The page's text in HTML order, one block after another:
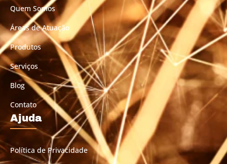
Quem Somos
Áreas de Atuação
Produtos
Serviços
Blog
Contato
Ajuda
Política de Privacidade